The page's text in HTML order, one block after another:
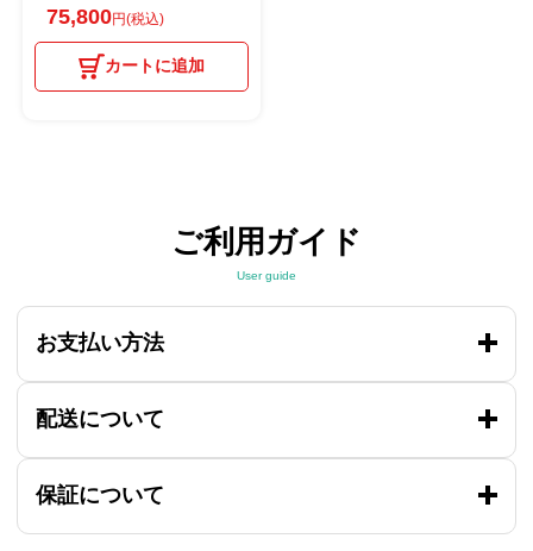
75,800円(税込)
カートに追加
ご利用ガイド
User guide
お支払い方法
配送について
保証について